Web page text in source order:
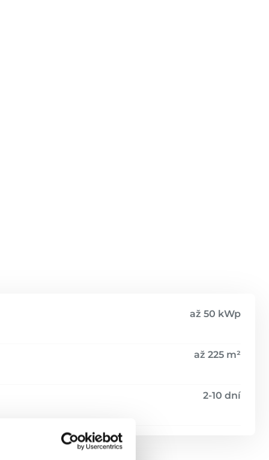
až 50 kWp
až 225 m²
2-10 dní